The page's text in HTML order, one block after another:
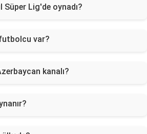
Süper Lig'de oynadı?
var?
kanalı?